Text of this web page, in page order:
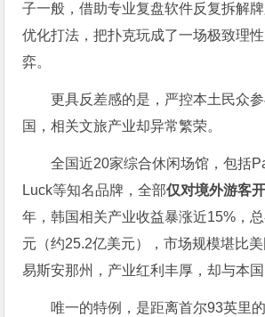
子一般，借助专业复盘软件反复拆解牌
优化打法，把扑克玩成了一场极致理
弈。
更具反差感的是，严控本土民众
国，相关文旅产业却异常繁荣。
全国近20家综合休闲场馆，包括
Luck等知名品牌，全部仅对境外游客
年，韩国相关产业收益暴涨近15%，
元（约25.2亿美元），市场规模堪比
易斯安那州，产业红利丰厚，却与本国
唯一的特例，是距离首尔93英里